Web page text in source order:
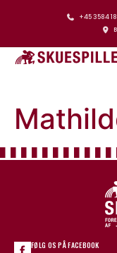
+45 3584
FØLG OS PÅ FACEBOOK